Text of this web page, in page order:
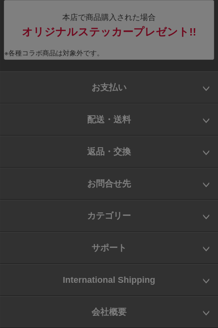
本店で商品購入された場合
オリジナルステッカープレゼント!!
※各種コラボ商品は対象外です。
お支払い
配送・送料
返品・交換
お問合せ先
カテゴリー
サポート
International Shipping
会社概要